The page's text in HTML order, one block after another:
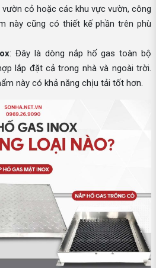
cỏ hoặc các khu vực vườn, công
này cũng có thiết kế phần trên phù
: Đây là dòng nắp hố gas toàn bộ
lắp đặt cả trong nhà và ngoài trời.
này có khả năng chịu tải tốt hơn.